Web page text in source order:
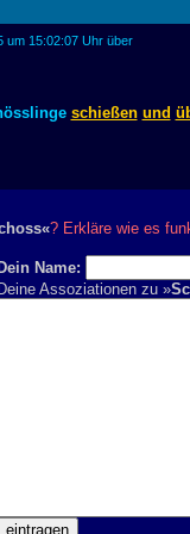
um 15:02:07 Uhr über
schießen und
? Erkläre wie es
Dein Name:
Deine Assoziationen zu »